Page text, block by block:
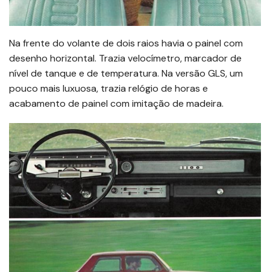
Na frente do volante de dois raios havia o painel com
desenho horizontal. Trazia velocímetro, marcador de
nível de tanque e de temperatura. Na versão GLS, um
pouco mais luxuosa, trazia relógio de horas e
acabamento de painel com imitação de madeira.